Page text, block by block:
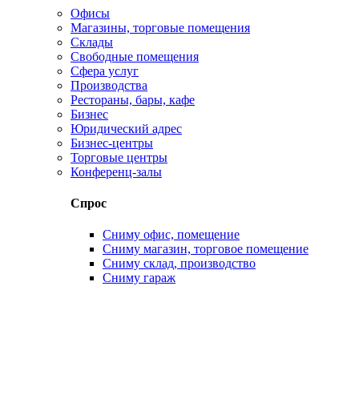
Офисы
Магазины, торговые помещения
Склады
Свободные помещения
Сфера услуг
Производства
Рестораны, бары, кафе
Бизнес
Юридический адрес
Бизнес-центры
Торговые центры
Конференц-залы
Спрос
Сниму офис, помещение
Сниму магазин, торговое помещение
Сниму склад, производство
Сниму гараж